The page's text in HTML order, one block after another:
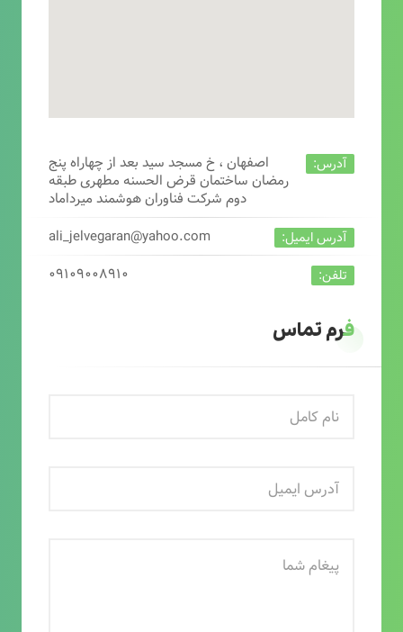
آدرس:
اصفهان ، خ مسجد سید بعد از چهاراه پنج
رمضان ساختمان قرض الحسنه مطهری طبقه
دوم شرکت فناوران هوشمند میرداماد
آدرس ایمیل: ali_jelvegaran@yahoo.com
تلفن: ۰۹۱۰۹۰۰۸۹۱۰
فرم تماس